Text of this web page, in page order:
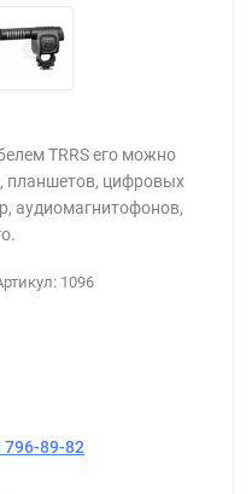
TRRS его можно
планшетов, цифровых
аудиомагнитофонов,
1096
796-89-82